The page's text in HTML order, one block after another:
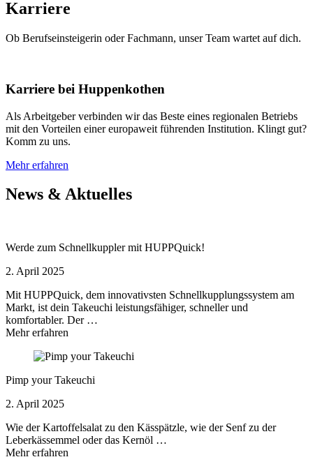
Karriere
Ob Berufseinsteigerin oder Fachmann, unser Team wartet auf dich.
Karriere bei Huppenkothen
Als Arbeitgeber verbinden wir das Beste eines regionalen Betriebs
mit den Vorteilen einer europaweit führenden Institution. Klingt gut?
Komm zu uns.
Mehr erfahren
News & Aktuelles
Werde zum Schnellkuppler mit HUPPQuick!
2. April 2025
Mit HUPPQuick, dem innovativsten Schnell­kupplungs­system am
Markt, ist dein Takeuchi leistungsfähiger, schneller und
komfortabler. Der …
Mehr erfahren
Pimp your Takeuchi
2. April 2025
Wie der Kartoffelsalat zu den Kässpätzle, wie der Senf zu der
Leberkässemmel oder das Kernöl …
Mehr erfahren